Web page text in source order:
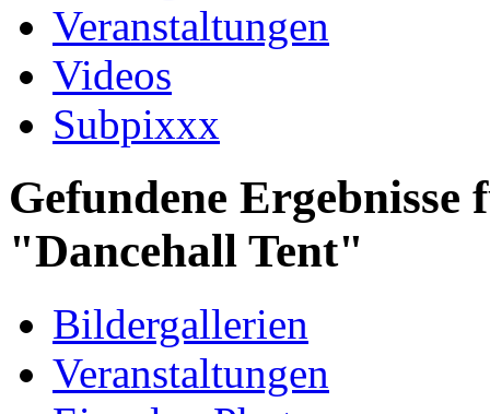
Veranstaltungen
Videos
Subpixxx
Gefundene Ergebnisse
"Dancehall Tent"
Bildergallerien
Veranstaltungen